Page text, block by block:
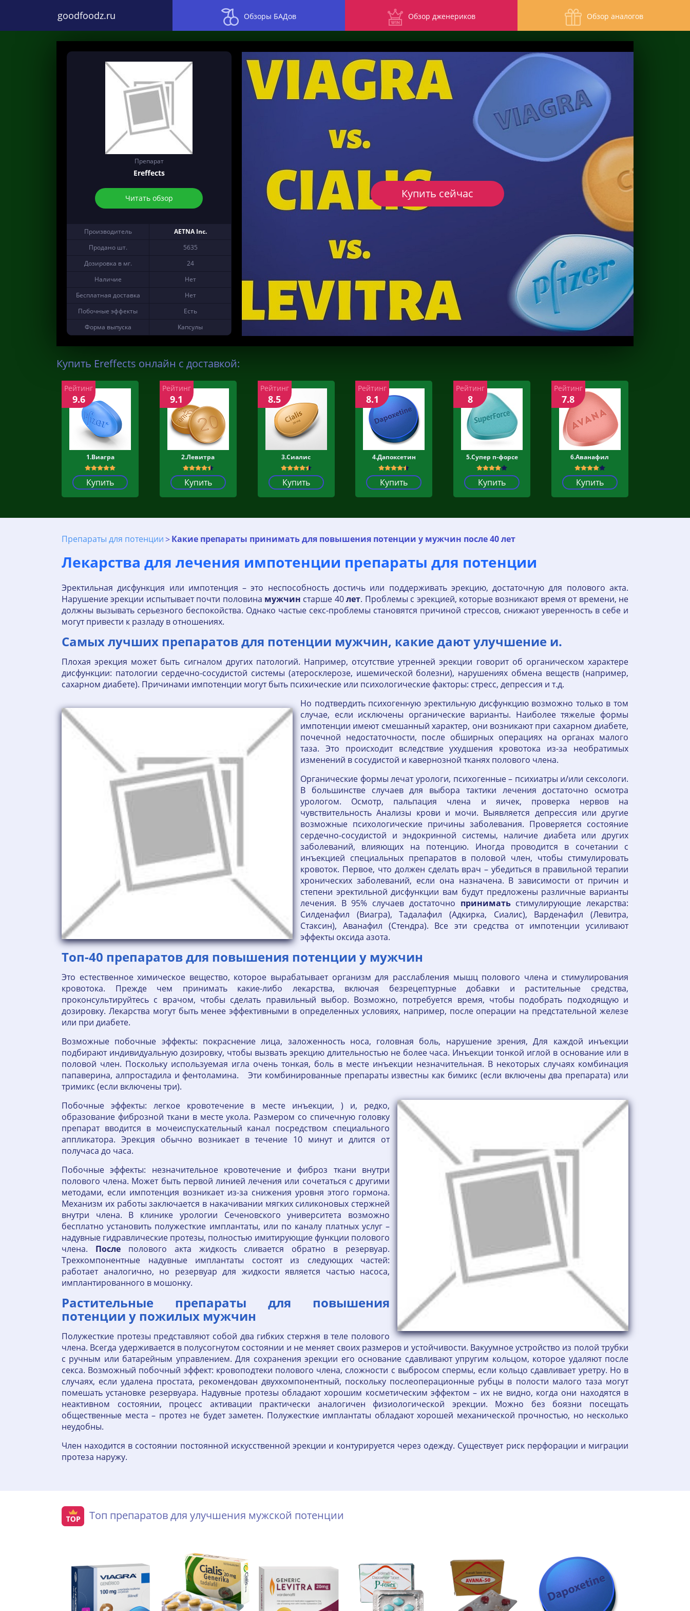
goodfoodz.ru Обзоры БАДов Обзор дженериков Обзор аналогов
Препарат
Ereffects
Читать обзор
Производитель
AETNA Inc.
Продано шт.
5635
Дозировка в мг.
24
Наличие
Нет
Бесплатная доставка
Нет
Побочные эффекты
Есть
Форма выпуска
Капсулы
Купить сейчас
Купить Ereffects онлайн с доставкой:
1.Виагра
Купить
Рейтинг
9.6
2.Левитра
Купить
Рейтинг
9.1
3.Сиалис
Купить
Рейтинг
8.5
4.Дапоксетин
Купить
Рейтинг
8.1
5.Супер п-форсе
Купить
Рейтинг
8
6.Аванафил
Купить
Рейтинг
7.8
Препараты для потенции Какие препараты принимать для повышения потенции у мужчин после 40 лет
Лекарства для лечения импотенции препараты для потенции
Эректильная дисфункция или импотенция – это неспособность достичь или поддерживать эрекцию, достаточную для полового акта.
Нарушение эрекции испытывает почти половина мужчин старше 40лет. Проблемы с эрекцией, которые возникают время от времени, не
должны вызывать серьезного беспокойства. Однако частые секс-проблемы становятся причиной стрессов, снижают уверенность в себе и
могут привести к разладу в отношениях.
Самых лучших препаратов для потенции мужчин, какие дают улучшение и.
Плохая эрекция может быть сигналом других патологий. Например, отсутствие утренней эрекции говорит об органическом характере
дисфункции: патологии сердечно-сосудистой системы (атеросклерозе, ишемической болезни), нарушениях обмена веществ (например,
сахарном диабете). Причинами импотенции могут быть психические или психологические факторы: стресс, депрессия и т.д.
Но подтвердить психогенную эректильную дисфункцию возможно только в том
случае, если исключены органические варианты. Наиболее тяжелые формы
импотенции имеют смешанный характер, они возникают при сахарном диабете,
почечной недостаточности, после обширных операциях на органах малого
таза. Это происходит вследствие ухудшения кровотока из-за необратимых
изменений в сосудистой и кавернозной тканях полового члена.
Органические формы лечат урологи, психогенные – психиатры и/или сексологи.
В большинстве случаев для выбора тактики лечения достаточно осмотра
урологом. Осмотр, пальпация члена и яичек, проверка нервов на
чувствительность Анализы крови и мочи. Выявляется депрессия или другие
возможные психологические причины заболевания. Проверяется состояние
сердечно-сосудистой и эндокринной системы, наличие диабета или других
заболеваний, влияющих на потенцию. Иногда проводится в сочетании с
инъекцией специальных препаратов в половой член, чтобы стимулировать
кровоток. Первое, что должен сделать врач – убедиться в правильной терапии
хронических заболеваний, если она назначена. В зависимости от причин и
степени эректильной дисфункции вам будут предложены различные варианты
лечения. В 95% случаев достаточно приниматьстимулирующие лекарства:
Силденафил (Виагра), Тадалафил (Адкирка, Сиалис), Варденафил (Левитра,
Стаксин), Аванафил (Стендра). Все эти средства от импотенции усиливают
эффекты оксида азота.
Топ-40 препаратов для повышения потенции у мужчин
Это естественное химическое вещество, которое вырабатывает организм для расслабления мышц полового члена и стимулирования
кровотока. Прежде чем принимать какие-либо лекарства, включая безрецептурные добавки и растительные средства,
проконсультируйтесь с врачом, чтобы сделать правильный выбор. Возможно, потребуется время, чтобы подобрать подходящую и
дозировку. Лекарства могут быть менее эффективными в определенных условиях, например, после операции на предстательной железе
или при диабете.
Возможные побочные эффекты: покраснение лица, заложенность носа, головная боль, нарушение зрения, Для каждой инъекции
подбирают индивидуальную дозировку, чтобы вызвать эрекцию длительностью не более часа. Инъекции тонкой иглой в основание или в
половой член. Поскольку используемая игла очень тонкая, боль в месте инъекции незначительная. В некоторых случаях комбинация
папаверина, алпростадила и фентоламина. Эти комбинированные препараты известны как бимикс (если включены два препарата) или
тримикс (если включены три).
Побочные эффекты: легкое кровотечение в месте инъекции, ) и, редко,
образование фиброзной ткани в месте укола. Размером со спичечную головку
препарат вводится в мочеиспускательный канал посредством специального
аппликатора. Эрекция обычно возникает в течение 10 минут и длится от
получаса до часа.
Побочные эффекты: незначительное кровотечение и фиброз ткани внутри
полового члена. Может быть первой линией лечения или сочетаться с другими
методами, если импотенция возникает из-за снижения уровня этого гормона.
Механизм их работы заключается в накачивании мягких силиконовых стержней
внутри члена. В клинике урологии Сеченовского университета возможно
бесплатно установить полужесткие имплантаты, или по каналу платных услуг –
надувные гидравлические протезы, полностью имитирующие функции полового
члена. Послеполового акта жидкость сливается обратно в резервуар.
Трехкомпонентные надувные имплантаты состоят из следующих частей:
работает аналогично, но резервуар для жидкости является частью насоса,
имплантированного в мошонку.
Растительные препараты для повышения
потенции у пожилых мужчин
Полужесткие протезы представляют собой два гибких стержня в теле полового
члена. Всегда удерживается в полусогнутом состоянии и не меняет своих размеров и устойчивости. Вакуумное устройство из полой трубки
с ручным или батарейным управлением. Для сохранения эрекции его основание сдавливают упругим кольцом, которое удаляют после
секса. Возможный побочный эффект: кровоподтеки полового члена, сложности с выбросом спермы, если кольцо сдавливает уретру. Но в
случаях, если удалена простата, рекомендован двухкомпонентный, поскольку послеоперационные рубцы в полости малого таза могут
помешать установке резервуара. Надувные протезы обладают хорошим косметическим эффектом – их не видно, когда они находятся в
неактивном состоянии, процесс активации практически аналогичен физиологической эрекции. Можно без боязни посещать
общественные места – протез не будет заметен. Полужесткие имплантаты обладают хорошей механической прочностью, но несколько
неудобны.
Член находится в состоянии постоянной искусственной эрекции и контурируется через одежду. Существует риск перфорации и миграции
протеза наружу.
Топ препаратов для улучшения мужской потенции